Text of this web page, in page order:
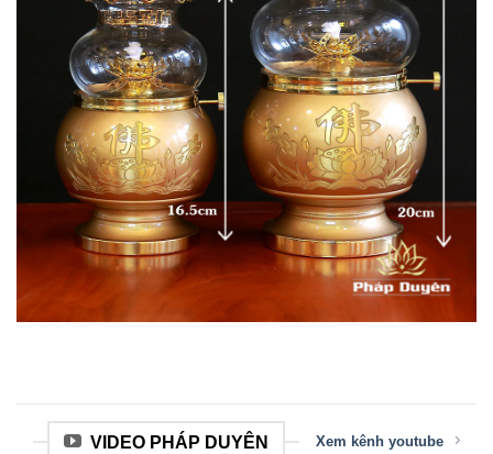
VIDEO PHÁP DUYÊN Xem kênh youtube